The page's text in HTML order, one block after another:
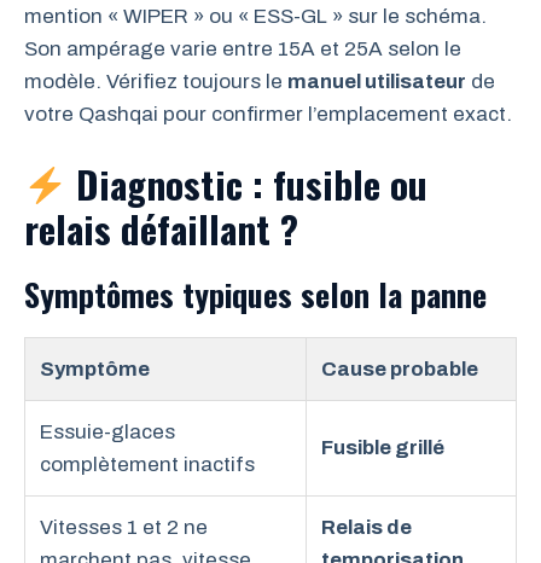
mention « WIPER » ou « ESS-GL » sur le schéma.
Son ampérage varie entre 15A et 25A selon le
modèle. Vérifiez toujours le manuel utilisateur de
votre Qashqai pour confirmer l’emplacement exact.
Diagnostic : fusible ou
relais défaillant ?
Symptômes typiques selon la panne
Symptôme Cause probable
Essuie-glaces
complètement inactifs
Fusible grillé
Vitesses 1 et 2 ne
Relais de